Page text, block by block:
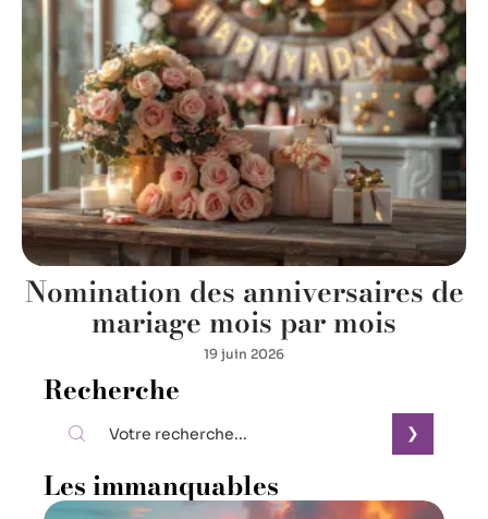
Nomination des anniversaires de
mariage mois par mois
19 juin 2026
Recherche
Les immanquables